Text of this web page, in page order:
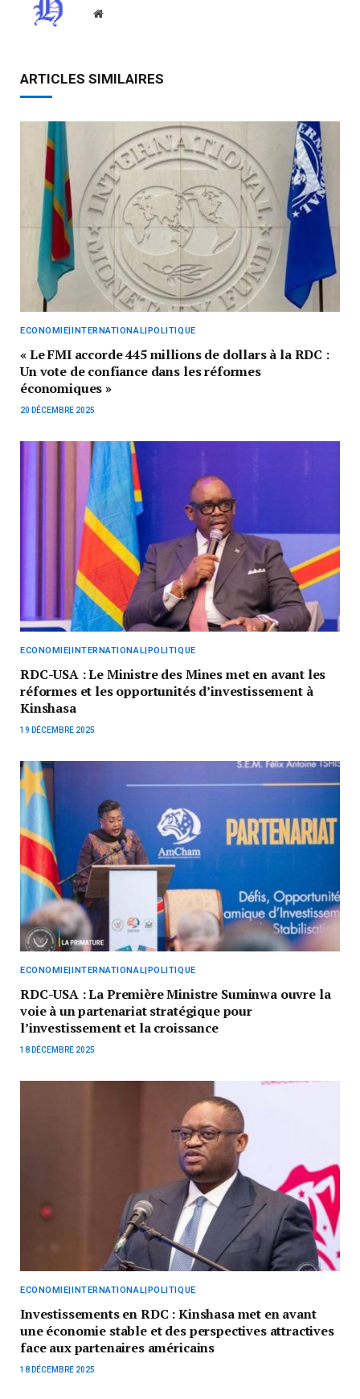
Website
ARTICLES SIMILAIRES
ECONOMIE|INTERNATIONAL|POLITIQUE
« Le FMI accorde 445 millions de dollars à la RDC :
Un vote de confiance dans les réformes
économiques »
20 DÉCEMBRE 2025
ECONOMIE|INTERNATIONAL|POLITIQUE
RDC-USA : Le Ministre des Mines met en avant les
réformes et les opportunités d’investissement à
Kinshasa
19 DÉCEMBRE 2025
ECONOMIE|INTERNATIONAL|POLITIQUE
RDC-USA : La Première Ministre Suminwa ouvre la
voie à un partenariat stratégique pour
l’investissement et la croissance
18 DÉCEMBRE 2025
ECONOMIE|INTERNATIONAL|POLITIQUE
Investissements en RDC : Kinshasa met en avant
une économie stable et des perspectives attractives
face aux partenaires américains
18 DÉCEMBRE 2025